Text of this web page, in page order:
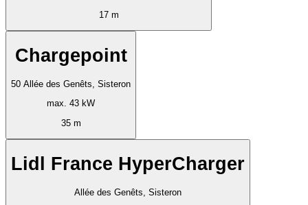
17 m
Chargepoint
50 Allée des Genêts, Sisteron
max. 43 kW
35 m
Lidl France HyperCharger
Allée des Genêts, Sisteron